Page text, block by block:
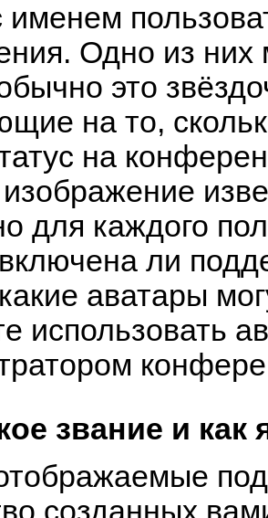
Одно из них
это
на то,
на
для каждого
ли
аватары
использовать
звание и как
созданных